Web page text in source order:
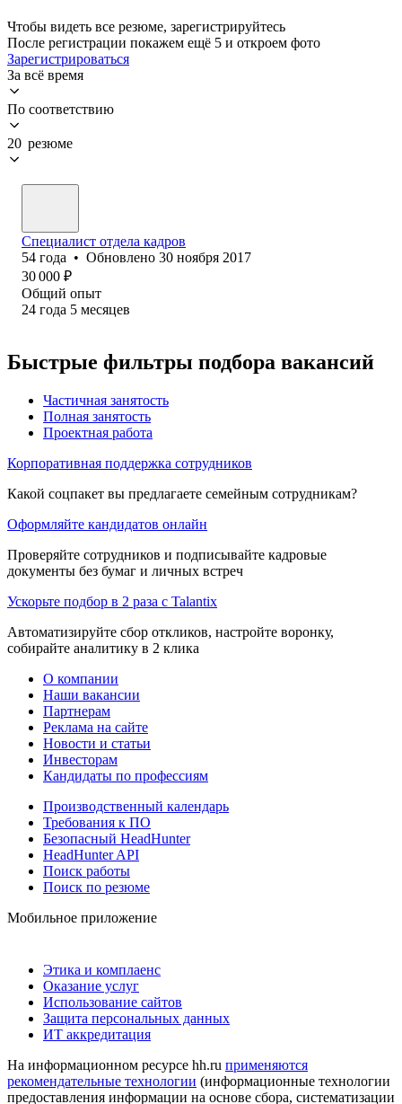
Чтобы видеть все резюме, зарегистрируйтесь
После регистрации покажем ещё 5 и откроем фото
Зарегистрироваться
За всё время
По соответствию
20 резюме
Специалист отдела кадров
54 года • Обновлено 30 ноября 2017
30 000 ₽
Общий опыт
24 года 5 месяцев
Быстрые фильтры подбора вакансий
Частичная занятость
Полная занятость
Проектная работа
Корпоративная поддержка сотрудников
Какой соцпакет вы предлагаете семейным сотрудникам?
Оформляйте кандидатов онлайн
Проверяйте сотрудников и подписывайте кадровые
документы без бумаг и личных встреч
Ускорьте подбор в 2 раза с Talantix
Автоматизируйте сбор откликов, настройте воронку,
собирайте аналитику в 2 клика
О компании
Наши вакансии
Партнерам
Реклама на сайте
Новости и статьи
Инвесторам
Кандидаты по профессиям
Производственный календарь
Требования к ПО
Безопасный HeadHunter
HeadHunter API
Поиск работы
Поиск по резюме
Мобильное приложение
Этика и комплаенс
Оказание услуг
Использование сайтов
Защита персональных данных
ИТ аккредитация
На информационном ресурсе hh.ru применяются
рекомендательные технологии (информационные технологии
предоставления информации на основе сбора, систематизации